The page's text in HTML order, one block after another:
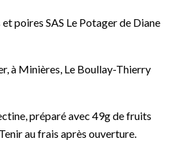
poires SAS Le Potager de Diane
à Minières, Le Boullay-Thierry
préparé avec 49g de fruits
au frais après ouverture.